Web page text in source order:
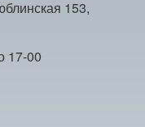
153,
17-00